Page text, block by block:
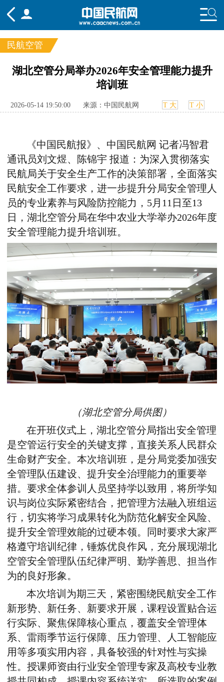
频道
国内
航图 智库 专题 舆情
民航空管
湖北空管分局举办2026年安全管理能力提升
培训班
2026-05-14 19:50:00 来源：中国民航网 T 大 T 小
《中国民航报》、中国民航网 记者冯智君
通讯员刘文煜、陈锦宇 报道：为深入贯彻落实
民航局关于安全生产工作的决策部署，全面落实
民航安全工作要求，进一步提升分局安全管理人
员的专业素养与风险防控能力， 5月 11 日至13
日，湖北空管分局在华中农业大学举办2026年度
安全管理能力提升培训班。
（湖北空管分局供图）
在开班仪式上，湖北空管分局指出安全管理
是空管运行安全的关键支撑，直接关系人民群众
生命财产安全。本次培训班，是分局党委加强安
全管理队伍建设、提升安全治理能力的重要举
措。要求全体参训人员坚持学以致用，将所学知
识与岗位实际紧密结合，把管理方法融入班组运
行，切实将学习成果转化为防范化解安全风险、
提升安全管理效能的过硬本领。同时要求大家严
格遵守培训纪律，锤炼优良作风，充分展现湖北
空管安全管理队伍纪律严明、勤学善思、担当作
为的良好形象。
本次培训为期三天，紧密围绕民航安全工作
新形势、新任务、新要求开展，课程设置贴合运
行实际、聚焦保障核心重点，覆盖安全管理体
系、雷雨季节运行保障、压力管理、人工智能应
用等多项实用内容，具备较强的针对性与实操
性。授课师资由行业安全管理专家及高校专业教